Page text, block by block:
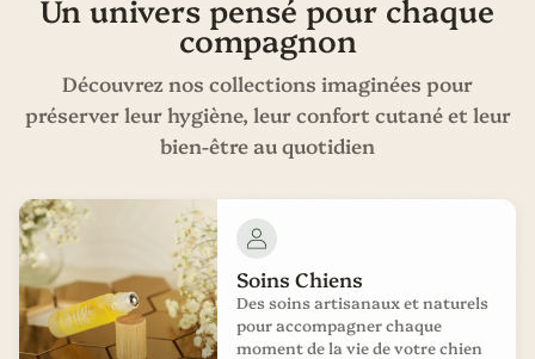
Un univers pensé pour chaque
compagnon
Découvrez nos collections imaginées pour
préserver leur hygiène, leur confort cutané et leur
bien-être au quotidien
Soins Chiens
Des soins artisanaux et naturels
pour accompagner chaque
moment de la vie de votre chien